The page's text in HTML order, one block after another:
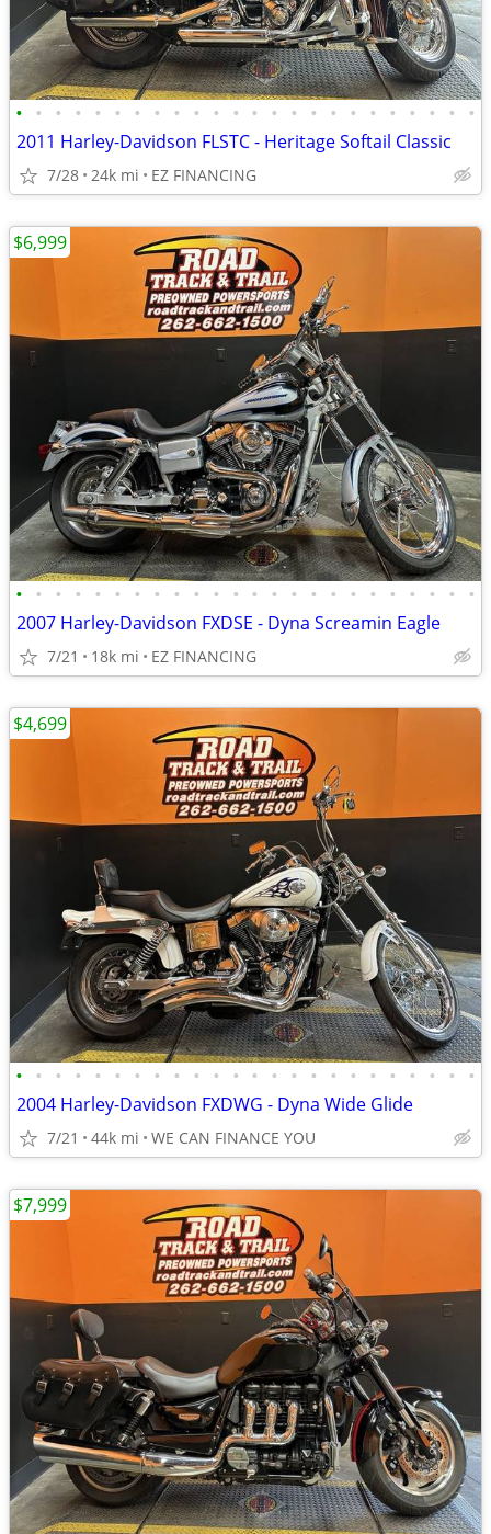
• • • • • • • • • • • • • • • • • • • • • • • •
2011 Harley-Davidson FLSTC - Heritage Softail Classic
7/28 24k mi EZ FINANCING
• • • • • • • • • • • • • • • • • • • • • • • •
2007 Harley-Davidson FXDSE - Dyna Screamin Eagle
7/21 18k mi EZ FINANCING
$6,999
• • • • • • • • • • • • • • • • • • • • • • • •
2004 Harley-Davidson FXDWG - Dyna Wide Glide
7/21 44k mi WE CAN FINANCE YOU
$4,699
$7,999